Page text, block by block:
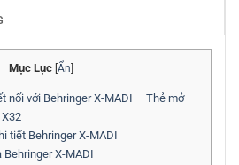
Mục Lục Ẩn
nối với Behringer X-MADI – Thẻ mở
tiết Behringer X-MADI
X-MADI